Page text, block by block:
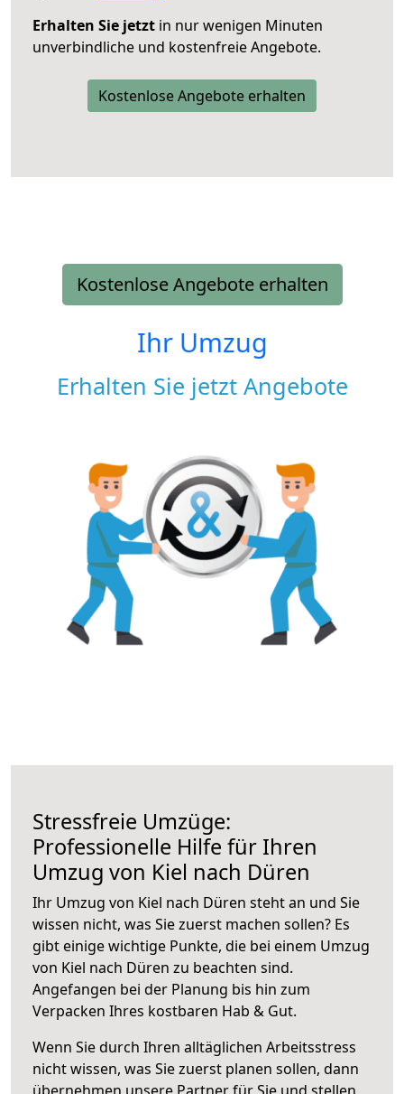
Erhalten Sie jetzt in nur wenigen Minuten
unverbindliche und kostenfreie Angebote.
Kostenlose Angebote erhalten
Kostenlose Angebote erhalten
Ihr Umzug
Erhalten Sie jetzt Angebote
Stressfreie Umzüge:
Professionelle Hilfe für Ihren
Umzug von Kiel nach Düren
Ihr Umzug von Kiel nach Düren steht an und Sie
wissen nicht, was Sie zuerst machen sollen? Es
gibt einige wichtige Punkte, die bei einem Umzug
von Kiel nach Düren zu beachten sind.
Angefangen bei der Planung bis hin zum
Verpacken Ihres kostbaren Hab & Gut.
Wenn Sie durch Ihren alltäglichen Arbeitsstress
nicht wissen, was Sie zuerst planen sollen, dann